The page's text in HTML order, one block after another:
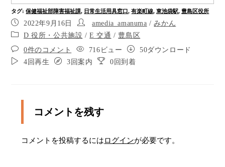
2つ目のエスカレーターを昇ると豊島区役所へ繋が
っています。エスカレーターを背に向けて20メー
トルほどまっすぐ進むと右手に総合案内がありま
す。
東京メトロ有楽町線東池袋駅から豊島区役所まで
東京メトロ有楽町線東池袋駅から豊島区役所まで
付録説明のみの案内です。ナビレコを再生モード
タグ:保健福祉部障害福祉課, 日常生活用具窓口, 有楽町線, 東池袋駅, 豊島区役所
2022年9月16日 amedia_amanuma /みかん
D 役所・公共施設 /E 交通 / 豊島区
0件のコメント
716ビュー
50ダウンロード
4回再生
3回案内 0回到着
コメントを残す
コメントを投稿するにはログインが必要です。